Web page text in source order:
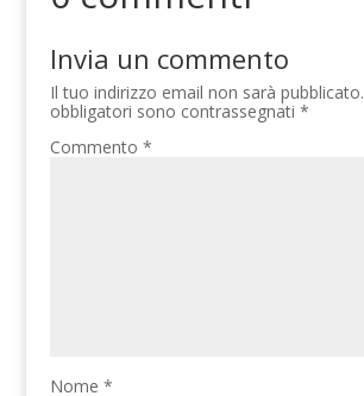
Invia un commento
Il tuo indirizzo email non sarà pubblicato.
obbligatori sono contrassegnati*
Commento*
Nome*